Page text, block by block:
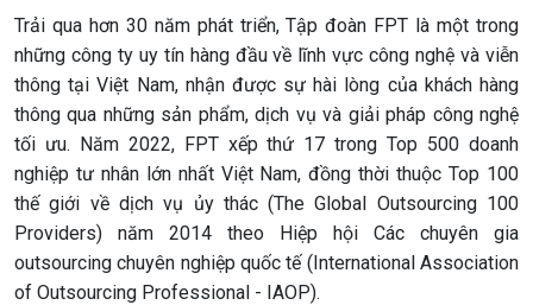
Trải qua hơn 30 năm phát triển, Tập đoàn FPT là một trong
những công ty uy tín hàng đầu về lĩnh vực công nghệ và viễn
thông tại Việt Nam, nhận được sự hài lòng của khách hàng
thông qua những sản phẩm, dịch vụ và giải pháp công nghệ
tối ưu. Năm 2022, FPT xếp thứ 17 trong Top 500 doanh
nghiệp tư nhân lớn nhất Việt Nam, đồng thời thuộc Top 100
thế giới về dịch vụ ủy thác (The Global Outsourcing 100
Providers) năm 2014 theo Hiệp hội Các chuyên gia
outsourcing chuyên nghiệp quốc tế (International Association
of Outsourcing Professional - IAOP).